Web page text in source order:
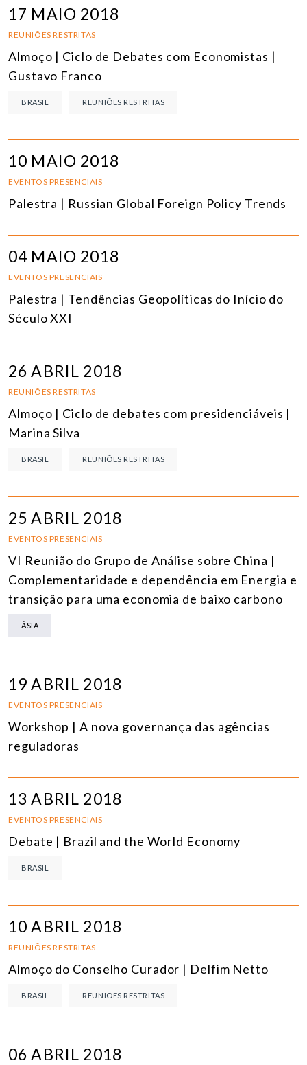
17 MAIO 2018
REUNIÕES RESTRITAS
Almoço | Ciclo de Debates com Economistas |
Gustavo Franco
BRASIL REUNIÕES RESTRITAS
10 MAIO 2018
EVENTOS PRESENCIAIS
Palestra | Russian Global Foreign Policy Trends
04 MAIO 2018
EVENTOS PRESENCIAIS
Palestra | Tendências Geopolíticas do Início do
Século XXI
26 ABRIL 2018
REUNIÕES RESTRITAS
Almoço | Ciclo de debates com presidenciáveis |
Marina Silva
BRASIL REUNIÕES RESTRITAS
25 ABRIL 2018
EVENTOS PRESENCIAIS
VI Reunião do Grupo de Análise sobre China |
Complementaridade e dependência em Energia e
transição para uma economia de baixo carbono
ÁSIA
19 ABRIL 2018
EVENTOS PRESENCIAIS
Workshop | A nova governança das agências
reguladoras
13 ABRIL 2018
EVENTOS PRESENCIAIS
Debate | Brazil and the World Economy
BRASIL
10 ABRIL 2018
REUNIÕES RESTRITAS
Almoço do Conselho Curador | Delfim Netto
BRASIL REUNIÕES RESTRITAS
06 ABRIL 2018